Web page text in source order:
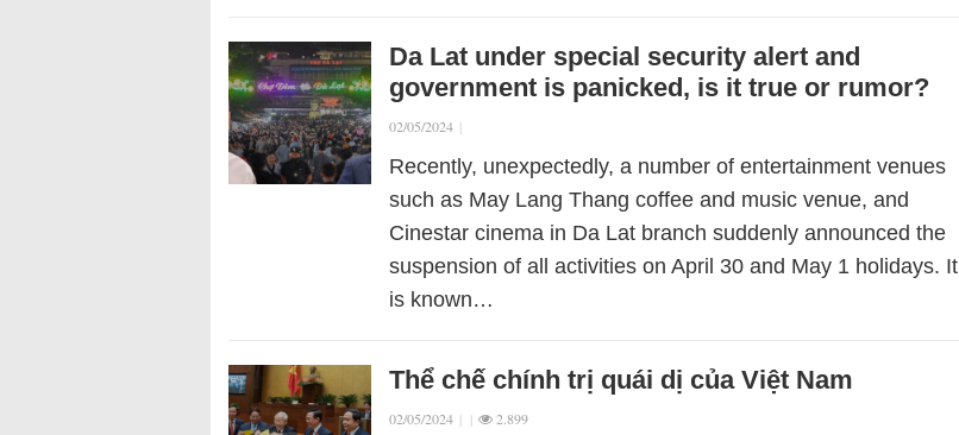
Da Lat under special security alert and
government is panicked, is it true or rumor?
02/05/2024 |
Recently, unexpectedly, a number of entertainment venues
such as May Lang Thang coffee and music venue, and
Cinestar cinema in Da Lat branch suddenly announced the
suspension of all activities on April 30 and May 1 holidays. It
is known…
Thể chế chính trị quái dị của Việt Nam
02/05/2024 | | 2.899